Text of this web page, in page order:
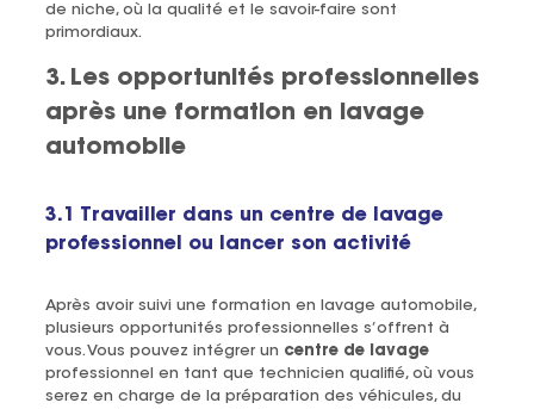
de niche, où la qualité et le savoir-faire sont
primordiaux.
3. Les opportunités professionnelles
après une formation en lavage
automobile
3.1 Travailler dans un centre de lavage
professionnel ou lancer son activité
Après avoir suivi une formation en lavage automobile,
plusieurs opportunités professionnelles s’offrent à
vous. Vous pouvez intégrer un centre de lavage
professionnel en tant que technicien qualifié, où vous
serez en charge de la préparation des véhicules, du